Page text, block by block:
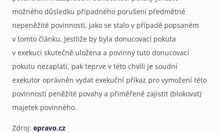
možného důsledku případného porušení předmětné
nepeněžité povinnosti, jako se stalo v případě popsaném
v tomto článku. Jestliže by byla donucovací pokuta
v exekuci skutečně uložena a povinný tuto donucovací
pokutu nezaplatí, pak teprve v této chvíli je soudní
exekutor oprávněn vydat exekuční příkaz pro vymožení této
povinnosti peněžité povahy a přiměřeně zajistit (blokovat)
majetek povinného.
Zdroj: epravo.cz